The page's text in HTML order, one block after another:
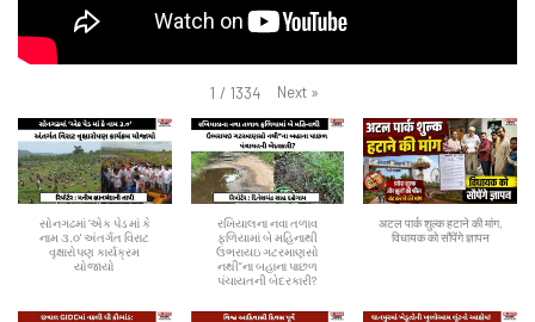
1 / 1334 Next »
સોનગઢમાં ‘એક પેડ માં કે
નામ ૩.૦' અંતર્ગત વિરાટ
વૃક્ષારોપણ કાર્યક્રમ
યોજાયો
રખિયાલના નવા તળાવ
ફળિયામાં બે મહિનાથી
ઉભરાયઇ ગટરમાણસો
નથી”ના બહાના પાછળ
પંચાયતની બેદરકારી?
अटल पार्क शुल्क हटाने की मांग,
विधायक को सौंपेंगे ज्ञापन